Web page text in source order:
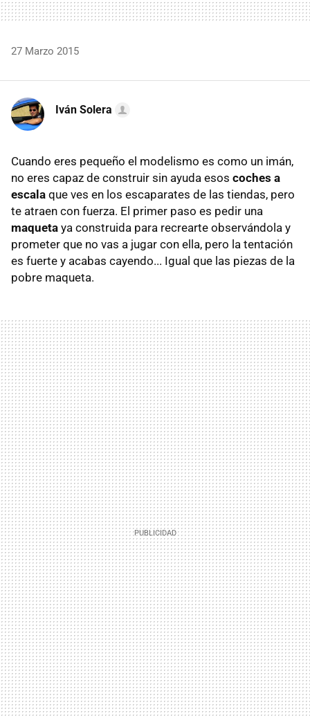
27 Marzo 2015
Iván Solera
Cuando eres pequeño el modelismo es como un imán,
no eres capaz de construir sin ayuda esos coches a
escala que ves en los escaparates de las tiendas, pero
te atraen con fuerza. El primer paso es pedir una
maqueta ya construida para recrearte observándola y
prometer que no vas a jugar con ella, pero la tentación
es fuerte y acabas cayendo... Igual que las piezas de la
pobre maqueta.